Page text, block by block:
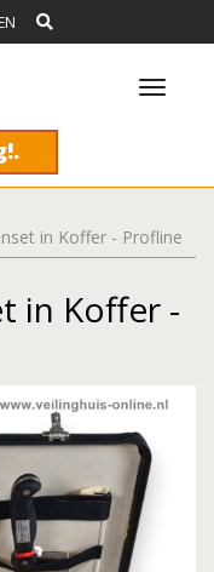
in Koffer - Profline
in Koffer -